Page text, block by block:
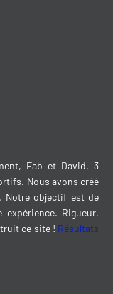
Fab et David, 3
Nous avons créé
Notre objectif est de
Rigueur,
ce site ! Résultats